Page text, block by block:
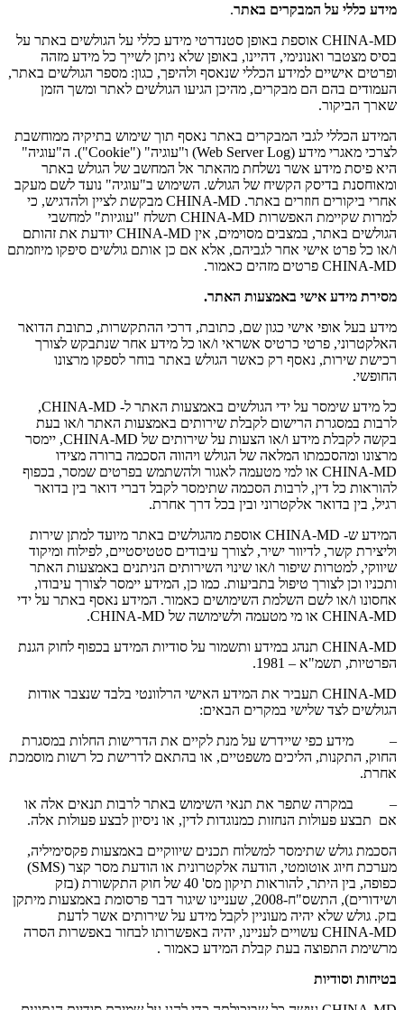
מידע כללי על המבקרים באתר.
CHINA-MD אוספת באופן סטנדרטי מידע כללי על הגולשים באתר על
בסיס מצטבר ואנונימי, דהיינו, באופן שלא ניתן לשייך כל מידע מזהה
ופרטים אישיים למידע הכללי שנאסף ולהיפך, כגון: מספר הגולשים באתר,
העמודים בהם הם מבקרים, מהיכן הגיעו הגולשים לאתר ומשך הזמן
שארך הביקור.
המידע הכללי לגבי המבקרים באתר נאסף תוך שימוש בתיקיה ממוחשבת
לצרכי מאגרי מידע (Web Server Log) ו"עוגיה" ("Cookie"). ה"עוגיה"
היא פיסת מידע אשר נשלחת מהאתר אל המחשב של הגולש באתר
ומאוחסנת בדיסק הקשיח של הגולש. השימוש ב"עוגיה" נועד לשם מעקב
אחרי ביקורים חוזרים באתר. CHINA-MD מבקשת לציין ולהדגיש, כי
למרות שקיימת האפשרות CHINA-MD תשלח "עוגיות" למחשבי
הגולשים באתר, במצבים מסוימים, אין CHINA-MD יודעת את זהותם
ו/או כל פרט אישי אחר לגביהם, אלא אם כן אותם גולשים סיפקו מיוזמתם
CHINA-MD פרטים מזהים כאמור.
מסירת מידע אישי באמצעות האתר.
מידע בעל אופי אישי כגון שם, כתובת, דרכי ההתקשרות, כתובת הדואר
האלקטרוני, פרטי כרטיס אשראי ו/או כל מידע אחר שנתבקש לצורך
רכישת שירות, נאסף רק כאשר הגולש באתר בוחר לספקו מרצונו
החופשי.
כל מידע שימסר על ידי הגולשים באמצעות האתר ל- CHINA-MD,
לרבות במסגרת הרישום לקבלת שירותים באמצעות האתר ו/או בעת
בקשה לקבלת מידע ו/או הצעות על שירותים של CHINA-MD, יימסר
מרצונו ומהסכמתו המלאה של הגולש ויהווה הסכמה ברורה מצידו
CHINA-MD או למי מטעמה לאגור ולהשתמש בפרטים שמסר, בכפוף
להוראות כל דין, לרבות הסכמה שתימסר לקבל דברי דואר בין בדואר
רגיל, בין בדואר אלקטרוני ובין בכל דרך אחרת.
המידע ש- CHINA-MD אוספת מהגולשים באתר מיועד למתן שירות
וליצירת קשר, לדיוור ישיר, לצורך עיבודים סטטיסטיים, לפילוח ומיקוד
שיווקי, למטרות שיפור ו/או שינוי השירותים הניתנים באמצעות האתר
ותכניו וכן לצורך טיפול בתביעות. כמו כן, המידע יימסר לצורך עיבודו,
אחסונו ו/או לשם השלמת השימושים כאמור. המידע נאסף באתר על ידי
CHINA-MD או מי מטעמה ולשימושה של CHINA-MD.
CHINA-MD תנהג במידע ותשמור על סודיות המידע בכפוף לחוק הגנת
הפרטיות, תשמ"א – 1981.
CHINA-MD תעביר את המידע האישי הרלוונטי בלבד שנצבר אודות
הגולשים לצד שלישי במקרים הבאים:
– מידע כפי שיידרש על מנת לקיים את הדרישות החלות במסגרת
החוק, התקנות, הליכים משפטיים, או בהתאם לדרישת כל רשות מוסמכת
אחרת.
– במקרה שתפר את תנאי השימוש באתר לרבות תנאים אלה או
אם תבצע פעולות הנחזות כמנוגדות לדין, או ניסיון לבצע פעולות אלה.
הסכמת גולש שתימסר למשלוח תכנים שיווקיים באמצעות פקסימיליה,
מערכת חיוג אוטומטי, הודעה אלקטרונית או הודעת מסר קצר (SMS)
כפופה, בין היתר, להוראות תיקון מס' 40 של חוק התקשורת (בזק
ושידורים), התשס"ח-2008, שעניינו שיגור דבר פרסומת באמצעות מיתקן
בזק. גולש שלא יהיה מעוניין לקבל מידע על שירותים אשר לדעת
CHINA-MD עשויים לעניינו, יהיה באפשרותו לבחור באפשרות הסרה
מרשימת התפוצה בעת קבלת המידע כאמור .
בטיחות וסודיות